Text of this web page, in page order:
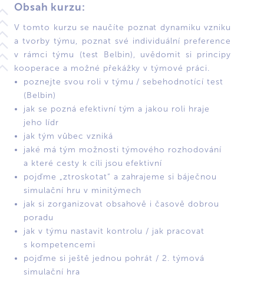
Obsah kurzu:
V tomto kurzu se naučíte poznat dynamiku vzniku
a tvorby týmu, poznat své individuální preference
v rámci týmu (test Belbin), uvědomit si principy
kooperace a možné překážky v týmové práci.
poznejte svou roli v týmu / sebehodnotící test
(Belbin)
jak se pozná efektivní tým a jakou roli hraje
jeho lídr
jak tým vůbec vzniká
jaké má tým možnosti týmového rozhodování
a které cesty k cíli jsou efektivní
pojďme „ztroskotat“ a zahrajeme si báječnou
simulační hru v minitýmech
jak si zorganizovat obsahově i časově dobrou
poradu
jak v týmu nastavit kontrolu / jak pracovat
s kompetencemi
pojďme si ještě jednou pohrát / 2. týmová
simulační hra